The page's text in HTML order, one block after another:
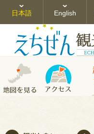
日本語 English